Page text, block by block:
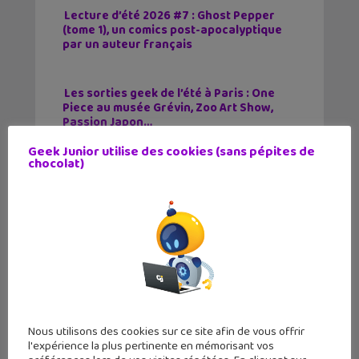
Lecture d’été 2026 #7 : Ghost Pepper
(tome 1), un comics post-apocalyptique
par un auteur français
Les sorties geek de l’été à Paris : One
Piece au musée Grévin, Zoo Art Show,
Passion Japon…
Apprendre Avec YouTube
Arte
La Tronche En Biais
Le Petit Astronome
Science De Comptoir
Article précédent Article suivant
Geek Junior utilise des cookies (sans pépites de
chocolat)
Nous utilisons des cookies sur ce site afin de vous offrir
l'expérience la plus pertinente en mémorisant vos